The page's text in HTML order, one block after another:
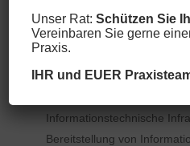
Identifikationsnummern,
Betroffene Personen:
Webseitenbesucher, Nutzer
Zwecke der Verarbeitung:
Informationstechnische
Bereitstellung von
Unser Rat:Schützen Sie
Vereinbaren Sie gerne
Praxis.
IHR und EUER